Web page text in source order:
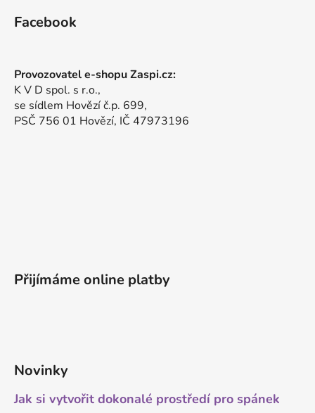
Facebook
Provozovatel e-shopu Zaspi.cz:
K V D spol. s r.o.,
se sídlem Hovězí č.p. 699,
PSČ 756 01 Hovězí, IČ 47973196
Přijímáme online platby
Novinky
Jak si vytvořit dokonalé prostředí pro spánek